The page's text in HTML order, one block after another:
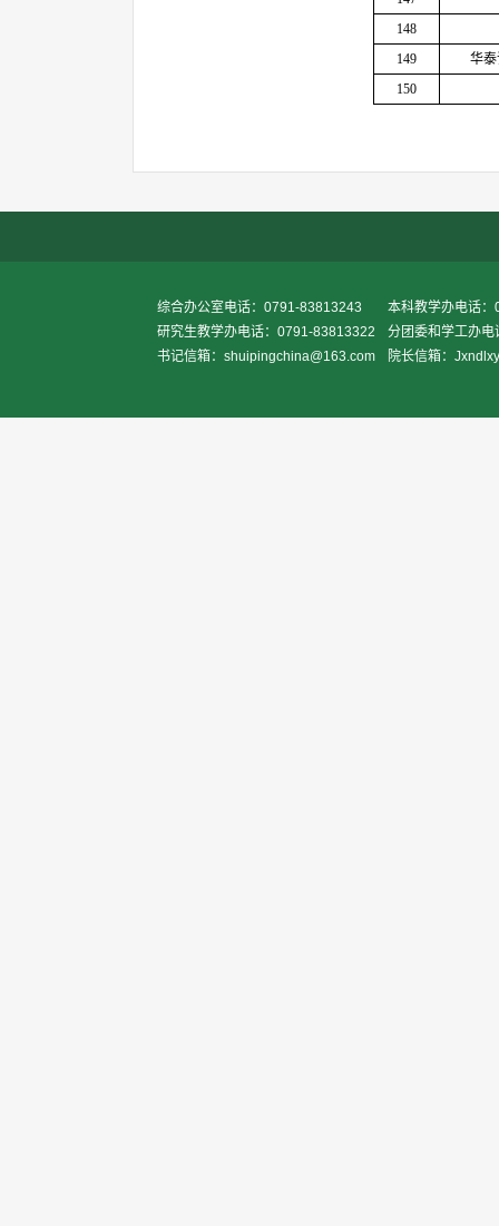
148
149
华
150
综合办公室电话：0791-83813243
本科教学办电话
研究生教学办电话：0791-83813322
分团委和学工办
书记信箱：shuipingchina@163.com
院长信箱：